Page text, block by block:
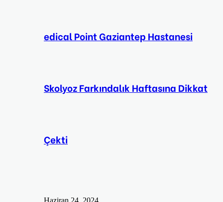
edical Point Gaziantep Hastanesi
Skolyoz Farkındalık Haftasına Dikkat
Çekti
Haziran 24, 2024